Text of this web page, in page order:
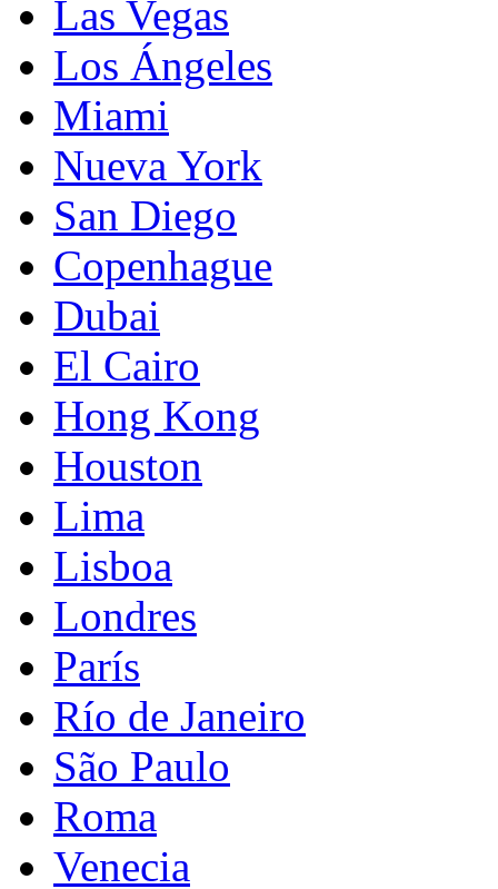
Las Vegas
Los Ángeles
Miami
Nueva York
San Diego
Copenhague
Dubai
El Cairo
Hong Kong
Houston
Lima
Lisboa
Londres
París
Río de Janeiro
São Paulo
Roma
Venecia